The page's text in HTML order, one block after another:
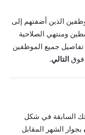
الذين أضفتهم إلى
ومنتهي الصلاحية
تفاصيل جميع الموظفين
فوق التالي.
السابقة في شكل
بجوار الشهر المقابل